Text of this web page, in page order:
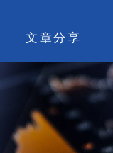
文章分享
公益專區
C哥的每日碎碎唸
交易實作